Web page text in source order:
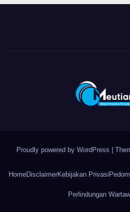
Proudly powered by WordPress
HomeDisclaimerKebijakan Privasi
Perlindungan